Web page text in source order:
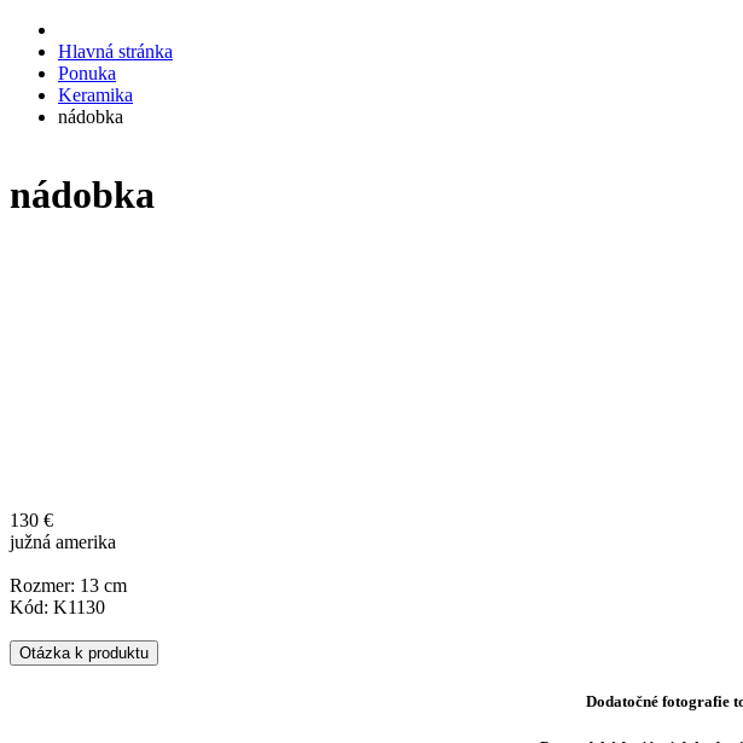
Hlavná stránka
Ponuka
Keramika
nádobka
nádobka
130 €
južná amerika
Rozmer: 13 cm
Kód: K1130
Otázka k produktu
Dodatočné fotografie